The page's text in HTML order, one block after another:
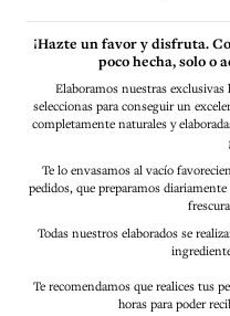
¡Hazte un favor y disfruta.
poco hecha, solo o
Elaboramos nuestras exclusivas
seleccionas para conseguir un
completamente naturales y
Te lo envasamos al vacío
pedidos, que preparamos
Todas nuestros elaborados se
Te recomendamos que realices tus
horas para poder